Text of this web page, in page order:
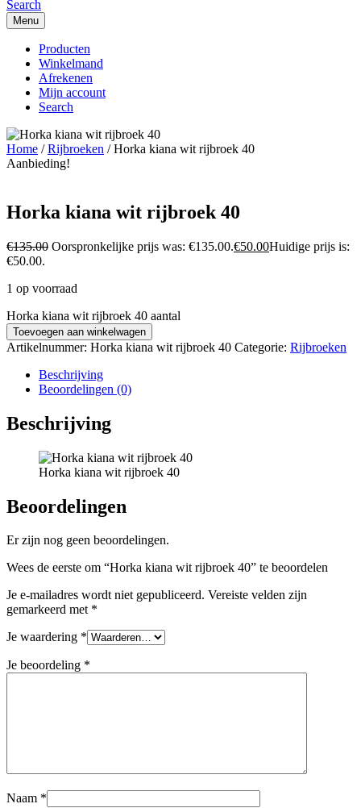
Search
Menu
Producten
Winkelmand
Afrekenen
Mijn account
Search
Home /Rijbroeken / Horka kiana wit rijbroek 40
Aanbieding!
Horka kiana wit rijbroek 40
€135.00 Oorspronkelijke prijs was: €135.00.€50.00Huidige prijs is:
€50.00.
1 op voorraad
Horka kiana wit rijbroek 40 aantal
Toevoegen aan winkelwagen
Artikelnummer: Horka kiana wit rijbroek 40 Categorie: Rijbroeken
Beschrijving
Beoordelingen (0)
Beschrijving
Horka kiana wit rijbroek 40
Beoordelingen
Er zijn nog geen beoordelingen.
Wees de eerste om “Horka kiana wit rijbroek 40” te beoordelen
Je e-mailadres wordt niet gepubliceerd. Vereiste velden zijn
gemarkeerd met *
Je waardering *
Je beoordeling *
Naam *